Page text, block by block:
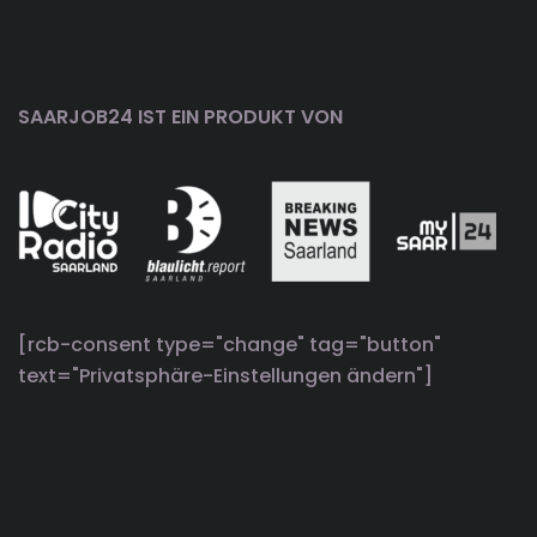
SAARJOB24 IST EIN PRODUKT VON
[rcb-consent type="change" tag="button"
text="Privatsphäre-Einstellungen ändern"]